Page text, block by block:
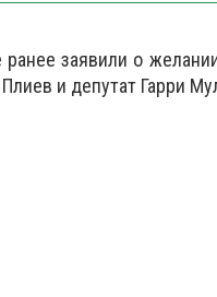
заявили о
и депутат Гарри